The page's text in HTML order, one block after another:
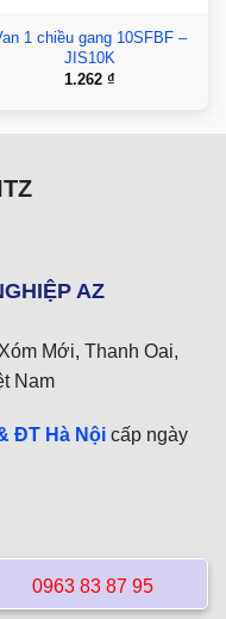
1 chiều gang 10SFBF –
JIS10K
1.262 ₫
AZ
Mới, Thanh Oai,
Nam
ĐT Hà Nội cấp ngày
0963 83 87 95